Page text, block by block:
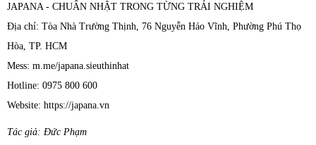
JAPANA - CHUẨN NHẬT TRONG TỪNG TRẢI NGHIỆM
Địa chỉ: Tòa Nhà Trường Thịnh, 76 Nguyễn Háo Vĩnh, Phường Phú Thọ
Hòa, TP. HCM
Mess: m.me/japana.sieuthinhat
Hotline: 0975 800 600
Website: https://japana.vn
Tác giả: Đức Phạm